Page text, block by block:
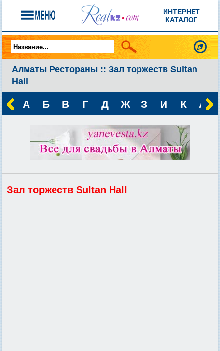
ИНТЕРНЕТ
КАТАЛОГ
Алматы Рестораны :: Зал торжеств Sultan
Hall
А Б В Г Д Ж З И К Л
Зал торжеств Sultan Hall